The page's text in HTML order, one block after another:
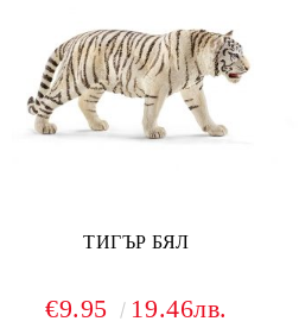
ТИГЪР БЯЛ
€9.95 19.46лв.